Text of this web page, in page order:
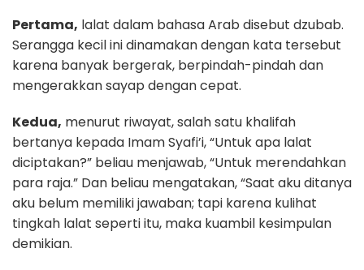
Pertama, lalat dalam bahasa Arab disebut dzubab.
Serangga kecil ini dinamakan dengan kata tersebut
karena banyak bergerak, berpindah-pindah dan
mengerakkan sayap dengan cepat.
Kedua, menurut riwayat, salah satu khalifah
bertanya kepada Imam Syafi’i, “Untuk apa lalat
diciptakan?” beliau menjawab, “Untuk merendahkan
para raja.” Dan beliau mengatakan, “Saat aku ditanya
aku belum memiliki jawaban; tapi karena kulihat
tingkah lalat seperti itu, maka kuambil kesimpulan
demikian.